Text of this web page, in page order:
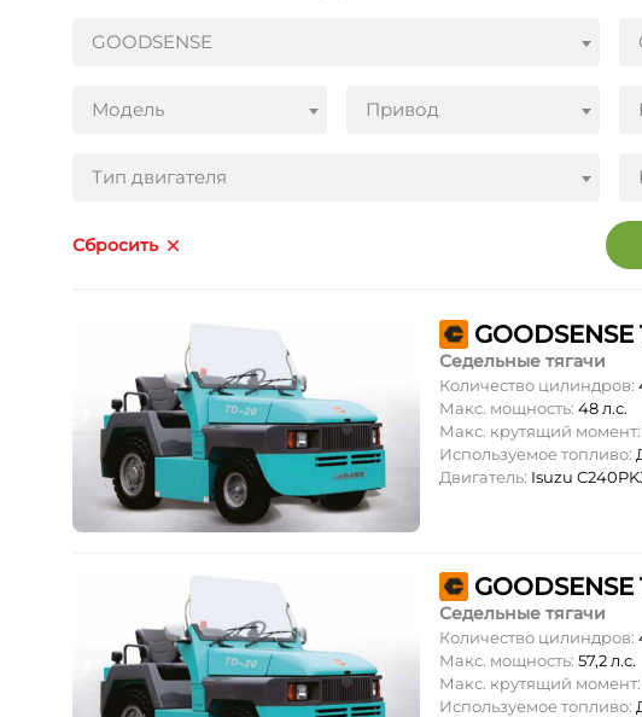
GOODSENSE
Модель Привод
Тип двигателя
Сбросить
Седельные тягачи
Количество цилиндров:
Макс. мощность: 48 л.с.
Макс. крутящий момент:
Используемое топливо:
Двигатель: Isuzu
GOODSENSE
Седельные тягачи
Количество цилиндров:
Макс. мощность: 57,2 л.с.
Макс. крутящий момент:
Используемое топливо: